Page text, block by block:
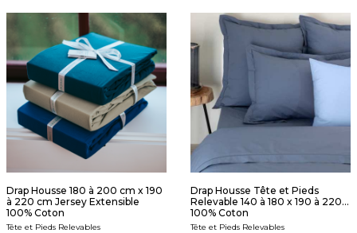
Drap Housse 180 à 200 cm x 190
à 220 cm Jersey Extensible
100% Coton
Tête et Pieds Relevables
Drap Housse Tête et Pieds
Relevable 140 à 180 x 190 à 220...
100% Coton
Tête et Pieds Relevables